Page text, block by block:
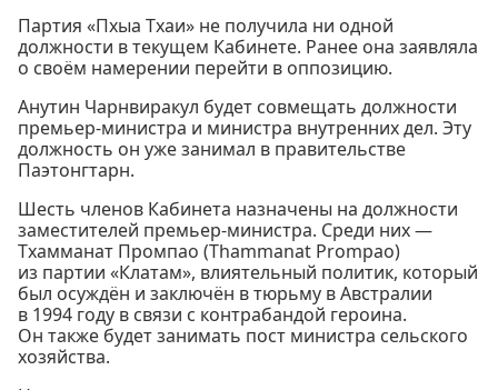
Партия «Пхыа Тхаи» не получила ни одной
должности в текущем Кабинете. Ранее она заявляла
о своём намерении перейти в оппозицию.
Анутин Чарнвиракул будет совмещать должности
премьер-министра и министра внутренних дел. Эту
должность он уже занимал в правительстве
Паэтонгтарн.
Шесть членов Кабинета назначены на должности
заместителей премьер-министра. Среди них —
Тхамманат Промпао (Thammanat Prompao)
из партии «Клатам», влиятельный политик, который
был осуждён и заключён в тюрьму в Австралии
в 1994 году в связи с контрабандой героина.
Он также будет занимать пост министра сельского
хозяйства.